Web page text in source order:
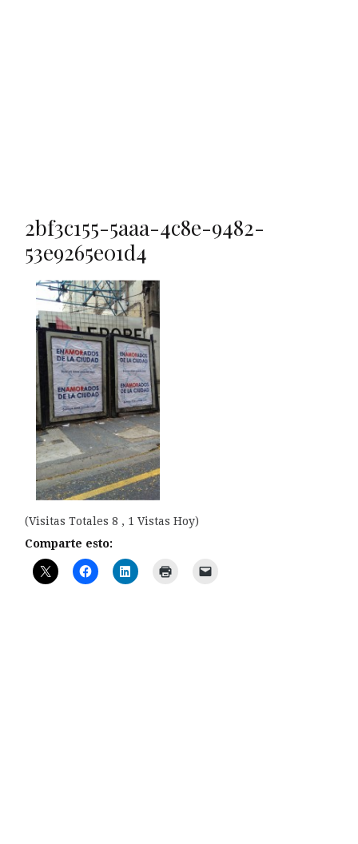
2bf3c155-5aaa-4c8e-9482-
53e9265e01d4
(Visitas Totales 8 , 1 Vistas Hoy)
Comparte esto: